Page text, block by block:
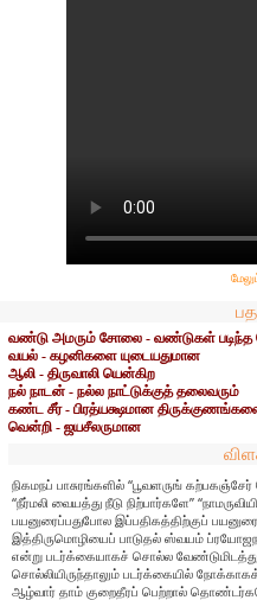
வண்டு அமரும் சோலை - வண்டுகள்
வயல் - கழனிகளை யுடையதுமான
ஆலி - திருவாலி யென்கிற
நல் நாடன் - நல்ல நாட்டுக்குத் தலைவரும்
கண்ட சீர் - பிரத்யக்ஷமான
வென்றி - ஜயசீலருமான
நிகமநப் பாசுரங்களில் “பூவளருங்
“நீர்மலி வையத்து நீடு நிற்பார்களே”
பயனுரைப்பதுபோல இப்பதிகத்திற்குப்
இத்திருமொழியைப் பாடுதல் ஸ்வயம்
என்று படர்க்கையாகச் சொல்ல
சொல்லியிருந்தாலும் படர்க்கையில்
ஆழ்வார் தாம் குறைதீரப் பெற்றால்